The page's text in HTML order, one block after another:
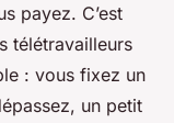
payez. C’est
télétravailleurs
: vous fixez un
un petit